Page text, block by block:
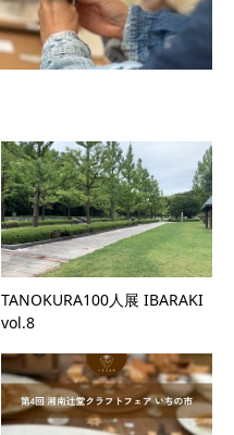
TANOKURA100人展 IBARAKI
vol.8